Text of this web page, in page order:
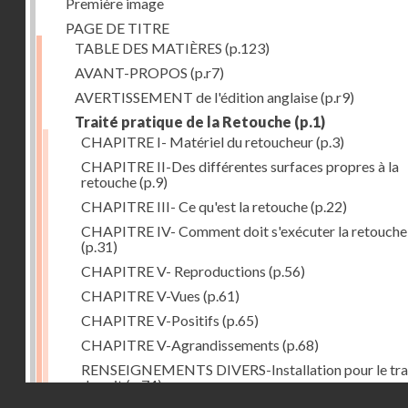
PAGE DE TITRE
TABLE DES MATIÈRES (p.123)
AVANT-PROPOS (p.r7)
AVERTISSEMENT de l'édition anglaise(p.r9)
Traité pratique de la Retouche (p.1)
CHAPITRE I- Matériel du retoucheur(p.3)
CHAPITRE II-Des différentes surfaces propres à la
retouche(p.9)
CHAPITRE III- Ce qu'est la retouche(p.22)
CHAPITRE IV- Comment doit s'exécuter la retouche
(p.31)
CHAPITRE V- Reproductions (p.56)
CHAPITRE V-Vues (p.61)
CHAPITRE V-Positifs (p.65)
CHAPITRE V-Agrandissements (p.68)
RENSEIGNEMENTS DIVERS-Installation pour le
de nuit(p.74)